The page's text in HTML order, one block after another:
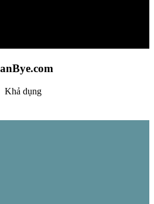
Khả dụng